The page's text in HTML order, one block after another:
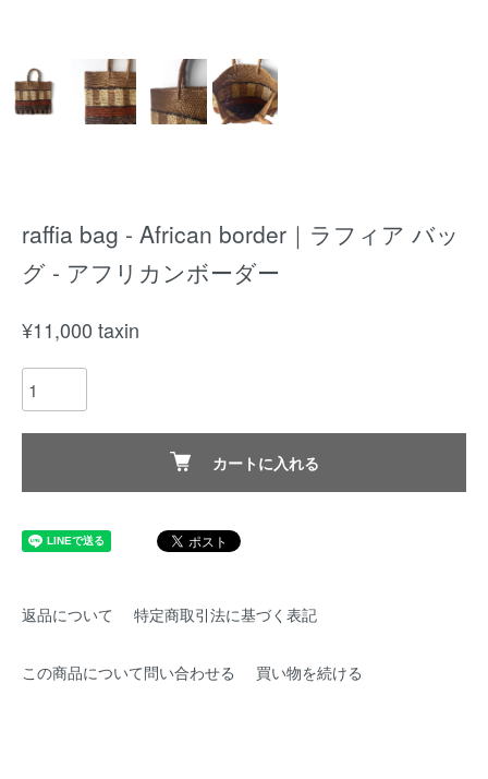
raffia bag - African border｜ラフィア バッ
グ - アフリカンボーダー
¥11,000 taxin
カートに入れる
返品について 特定商取引法に基づく表記
この商品について問い合わせる 買い物を続ける